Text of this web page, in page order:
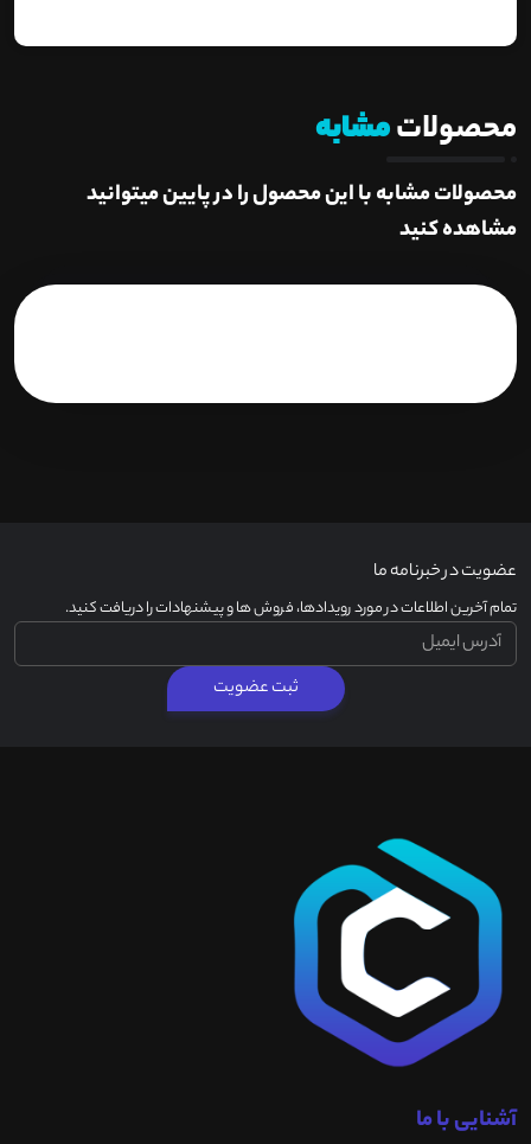
محصولاتمشابه
محصولات مشابه با این محصول را در پایین میتوانید
مشاهده کنید
عضویت در خبرنامه ما
تمام آخرین اطلاعات در مورد رویدادها، فروش ها و پیشنهادات را دریافت کنید.
ثبت عضویت
آشنایی با ما